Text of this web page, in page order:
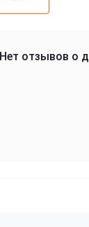
Нет отзывов о